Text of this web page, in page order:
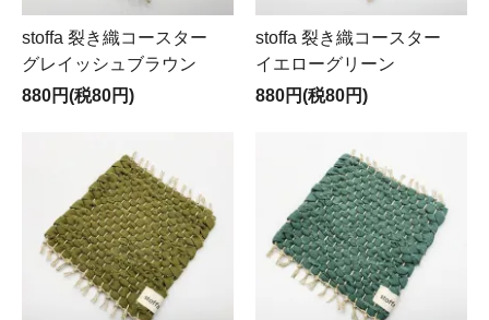
stoffa 裂き織コースター
グレイッシュブラウン
880円(税80円)
stoffa 裂き織コースター
イエローグリーン
880円(税80円)